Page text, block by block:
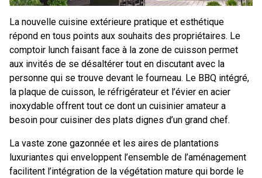
La nouvelle cuisine extérieure pratique et esthétique
répond en tous points aux souhaits des propriétaires. Le
comptoir lunch faisant face à la zone de cuisson permet
aux invités de se désaltérer tout en discutant avec la
personne qui se trouve devant le fourneau. Le BBQ intégré,
la plaque de cuisson, le réfrigérateur et l’évier en acier
inoxydable offrent tout ce dont un cuisinier amateur a
besoin pour cuisiner des plats dignes d’un grand chef.
La vaste zone gazonnée et les aires de plantations
luxuriantes qui enveloppent l’ensemble de l’aménagement
facilitent l’intégration de la végétation mature qui borde le